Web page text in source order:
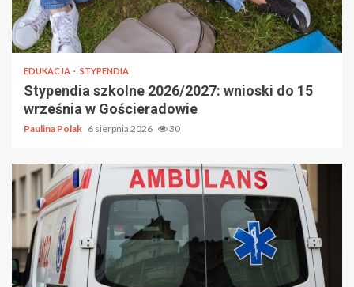
EDUKACJA STYPENDIA
Stypendia szkolne 2026/2027: wnioski do 15
września w Gościeradowie
Paulina Polak 6 sierpnia 2026 30